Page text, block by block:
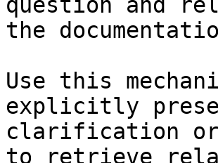
the
Use this
explicitly
clarification or